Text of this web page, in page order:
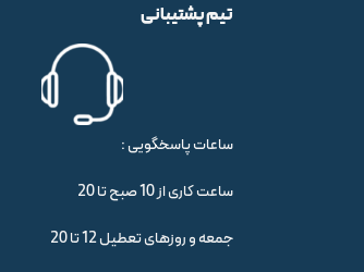
تیم پشتیبانی
ساعات پاسخگویی :
ساعت کاری از 10 صبح تا 20
جمعه و روزهای تعطیل 12 تا 20